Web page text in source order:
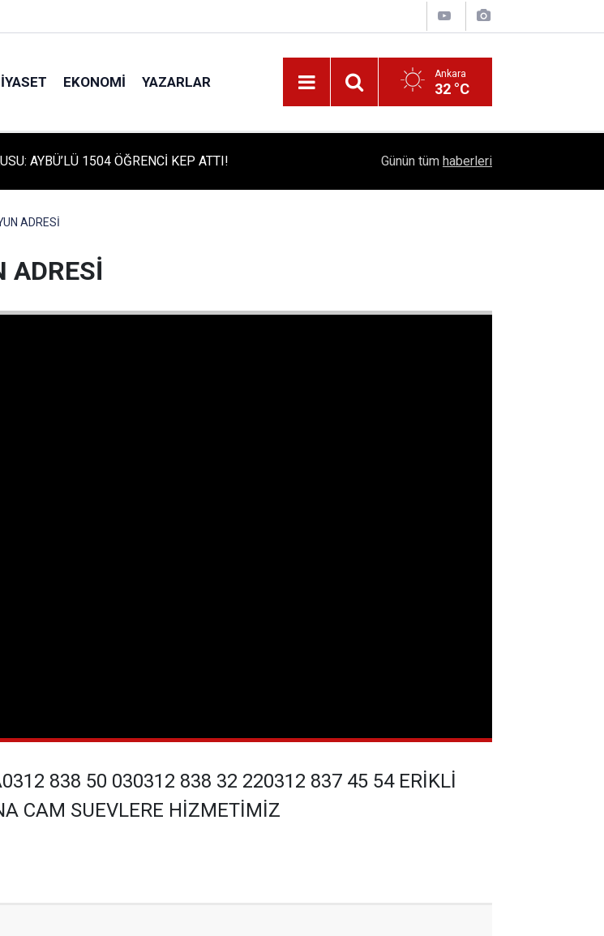
EKONOMI YAZARLAR Ankara
32 °C
PLAZMA FRAKSİNASYON TESİSİ'NİN
Belli Oldu!
Günün tüm haberleri
ADRESİ
ADRESİ
838 50 030312 838 32 220312 837 45 54 ERİKLİ
CAM SUEVLERE HİZMETİMİZ